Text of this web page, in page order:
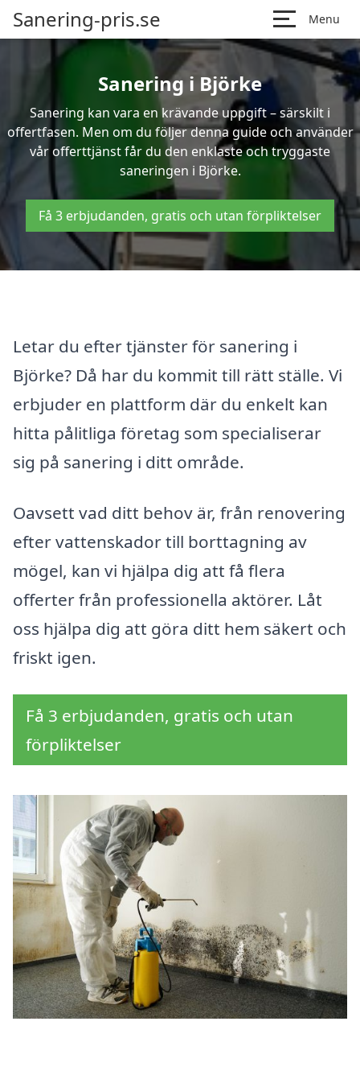
Sanering-pris.se Menu
Sanering i Björke
Sanering kan vara en krävande uppgift – särskilt i
offertfasen. Men om du följer denna guide och använder
vår offerttjänst får du den enklaste och tryggaste
saneringen i Björke.
Få 3 erbjudanden, gratis och utan förpliktelser
Letar du efter tjänster för sanering i
Björke? Då har du kommit till rätt ställe. Vi
erbjuder en plattform där du enkelt kan
hitta pålitliga företag som specialiserar
sig på sanering i ditt område.
Oavsett vad ditt behov är, från renovering
efter vattenskador till borttagning av
mögel, kan vi hjälpa dig att få flera
offerter från professionella aktörer. Låt
oss hjälpa dig att göra ditt hem säkert och
friskt igen.
Få 3 erbjudanden, gratis och utan
förpliktelser